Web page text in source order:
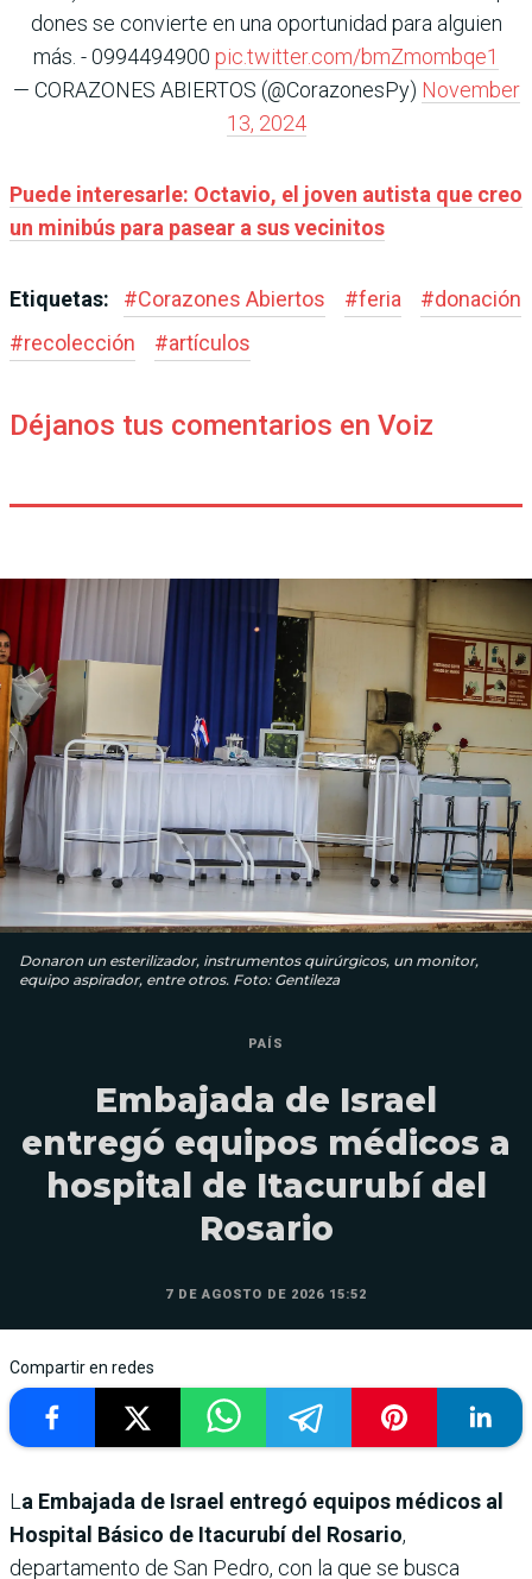
dones se convierte en una oportunidad para alguien
más. - 0994494900 pic.twitter.com/bmZmombqe1
— CORAZONES ABIERTOS (@CorazonesPy) November
13, 2024
Puede interesarle: Octavio, el joven autista que creo
un minibús para pasear a sus vecinitos
Etiquetas: #Corazones Abiertos #feria #donación
#recolección #artículos
Déjanos tus comentarios en Voiz
Donaron un esterilizador, instrumentos quirúrgicos, un monitor,
equipo aspirador, entre otros. Foto: Gentileza
PAÍS
Embajada de Israel
entregó equipos médicos a
hospital de Itacurubí del
Rosario
7 DE AGOSTO DE 2026 15:52
Compartir en redes
L a Embajada de Israel entregó equipos médicos al
Hospital Básico de Itacurubí del Rosario,
departamento de San Pedro, con la que se busca